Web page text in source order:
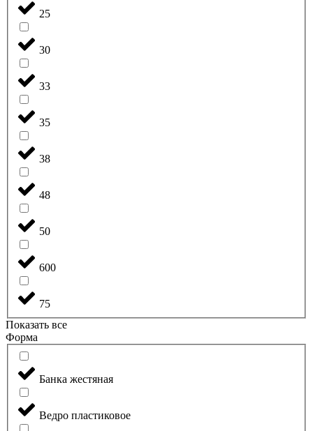
25
30
33
35
38
48
50
600
75
Показать все
Форма
Банка жестяная
Ведро пластиковое